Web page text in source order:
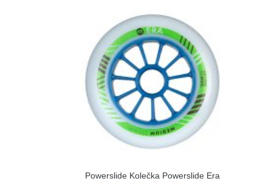
Powerslide Kolečka Powerslide Era